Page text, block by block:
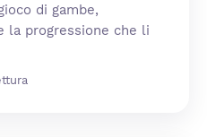
di gambe,
la progressione che li